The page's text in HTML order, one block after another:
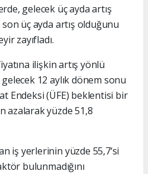
gelecek üç ayda artış
üç ayda artış olduğunu
zayıfladı.
ilişkin artış yönlü
12 aylık dönem sonu
Endeksi (ÜFE) beklentisi bir
azalarak yüzde 51,8
iş yerlerinin yüzde 55,7‘si
bulunmadığını